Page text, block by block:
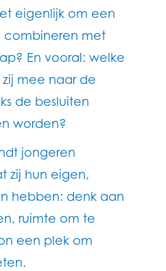
eigenlijk om een
met
En vooral: welke
mee naar de
de besluiten
worden?
jongeren
zij hun eigen,
hebben: denk aan
ruimte om te
een plek om